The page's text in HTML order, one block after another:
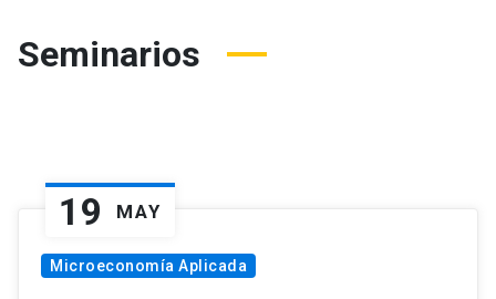
Seminarios
19 MAY
Microeconomía Aplicada